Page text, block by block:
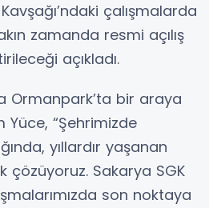
çalışmalarda
zamanda resmi açılış
açıkladı.
Ormanpark’ta bir araya
Yüce, “Şehrimizde
yıllardır yaşanan
çözüyoruz. Sakarya SGK
son noktaya